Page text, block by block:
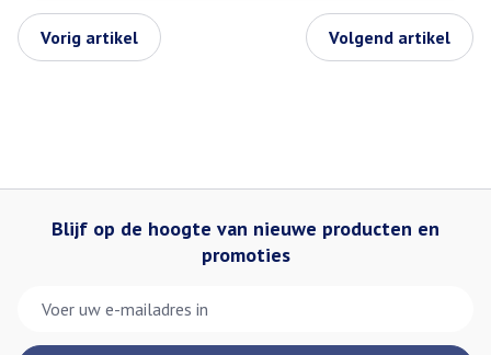
Vorig artikel Volgend artikel
Blijf op de hoogte van nieuwe producten en
promoties